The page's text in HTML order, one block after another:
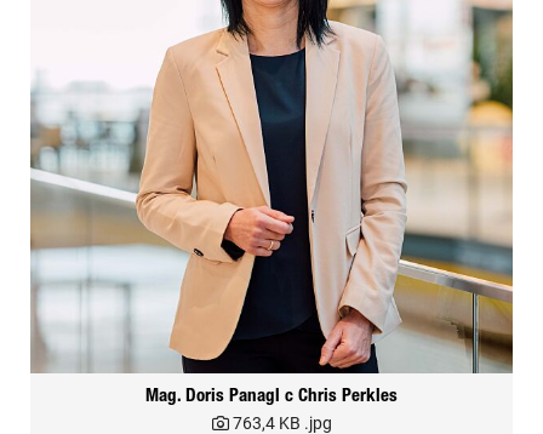
Mag. Doris Panagl c Chris Perkles
763,4 KB .jpg